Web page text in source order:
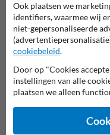
Stel je vraag aan
Naam*
Ook plaatsen we
identifiers, waarmee wij
niet-gepersonaliseerde
cookiebeleid.
Door op "Cookies
instellingen van alle
plaatsen we alleen